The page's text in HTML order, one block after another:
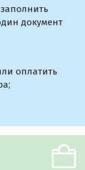
документ
оплатить